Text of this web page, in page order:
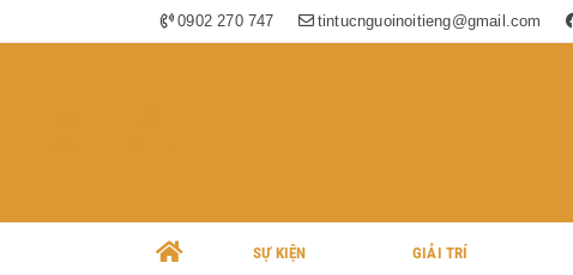
0902 270 747 tintucnguoinoitieng@gmail.com
SỰ KIỆN GIẢI TRÍ